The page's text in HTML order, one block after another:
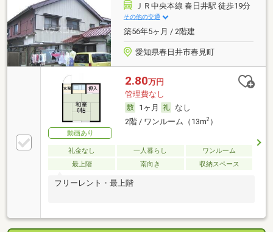
ＪＲ中央本線 春日井駅 徒歩19分
その他の交通
築56年5ヶ月 / 2階建
愛知県春日井市春見町
動画あり
2.80万円
管理費なし
1ヶ月
なし
2階 / ワンルーム（13m2）
礼金なし 一人暮らし
ワンルーム
最上階
南向き 収納スペース
フリーレント・最上階